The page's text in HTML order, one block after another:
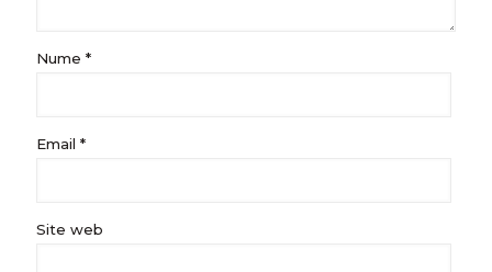
Nume *
Email *
Site web